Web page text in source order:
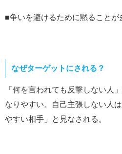
■争いを避けるために黙ることが
なぜターゲットにされる？
「何を言われても反撃しない人
なりやすい。自己主張しない人
やすい相手」と見なされる。